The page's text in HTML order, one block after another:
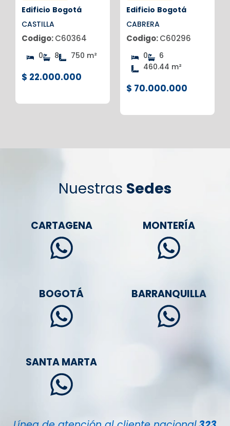
Edificio Bogotá
CASTILLA
Codigo:C60364
0 8 750 m²
$ 22.000.000
Edificio Bogotá
CABRERA
Codigo:C60296
0
6
460.44 m²
$ 70.000.000
Nuestras Sedes
CARTAGENA MONTERÍA
BOGOTÁ BARRANQUILLA
SANTA MARTA